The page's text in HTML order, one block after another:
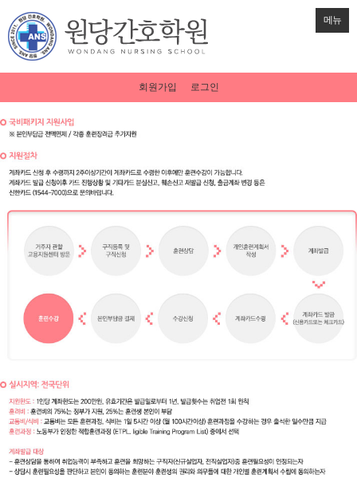
메뉴
회원가입 로그인